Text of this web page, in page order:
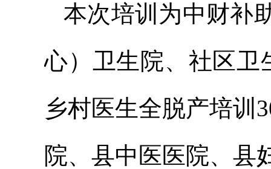
本次培训为中财补
心）卫生院、社区卫
乡村医生全脱产培训
院、县中医医院、县